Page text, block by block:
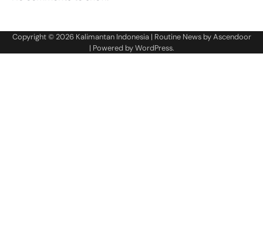
Copyright © 2026 Kalimantan Indonesia| Routine News byAscendoor
| Powered byWordPress.